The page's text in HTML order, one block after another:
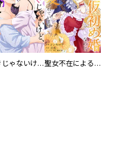
好きじゃないけど、抱いてください【電子単行本版／特典おまけ付き】 聖女不在による仮初め婚なのに、不器用な王太子に溺愛されています【電子単行本版／特典おまけ付き】